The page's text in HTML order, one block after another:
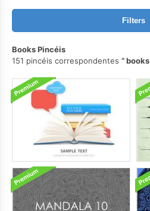
Filters
Books Pincéis
151 pincéis correspondentes
books